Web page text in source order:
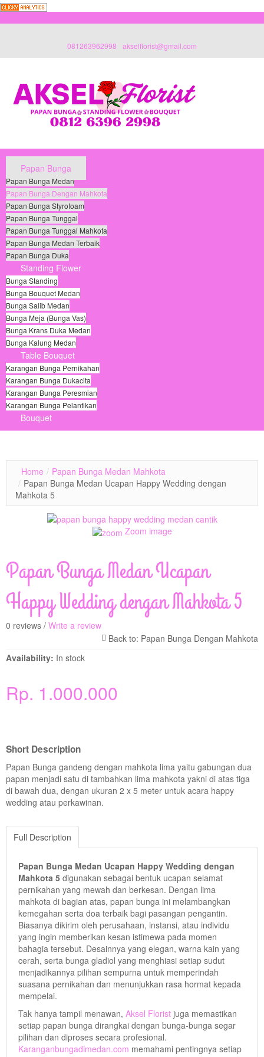
081263962998 akselflorist@gmail.com
Papan Bunga
Papan Bunga Medan
Papan Bunga Dengan Mahkota
Papan Bunga Styrofoam
Papan Bunga Tunggal
Papan Bunga Tunggal Mahkota
Papan Bunga Medan Terbaik
Papan Bunga Duka
Standing Flower
Bunga Standing
Bunga Bouquet Medan
Bunga Salib Medan
Bunga Meja (Bunga Vas)
Bunga Krans Duka Medan
Bunga Kalung Medan
Table Bouquet
Karangan Bunga Pernikahan
Karangan Bunga Dukacita
Karangan Bunga Peresmian
Karangan Bunga Pelantikan
Bouquet
Home / Papan Bunga Medan Mahkota
/ Papan Bunga Medan Ucapan Happy Wedding dengan
Mahkota 5
Zoom image
Papan Bunga Medan Ucapan
Happy Wedding dengan Mahkota 5
0 reviews / Write a review
Availability: In stock
Rp. 1.000.000
Short Description
Papan Bunga gandeng dengan mahkota lima yaitu gabungan dua
papan menjadi satu di tambahkan lima mahkota yakni di atas tiga
di bawah dua, dengan ukuran 2 x 5 meter untuk acara happy
wedding atau perkawinan.
Full Description
Papan Bunga Medan Ucapan Happy Wedding dengan
Mahkota 5 digunakan sebagai bentuk ucapan selamat
pernikahan yang mewah dan berkesan. Dengan lima
mahkota di bagian atas, papan bunga ini melambangkan
kemegahan serta doa terbaik bagi pasangan pengantin.
Biasanya dikirim oleh perusahaan, instansi, atau individu
yang ingin memberikan kesan istimewa pada momen
bahagia tersebut. Desainnya yang elegan, warna kain yang
cerah, serta bunga gladiol yang menghiasi setiap sudut
menjadikannya pilihan sempurna untuk memperindah
suasana pernikahan dan menunjukkan rasa hormat kepada
mempelai.
Tak hanya tampil menawan, Aksel Florist juga memastikan
setiap papan bunga dirangkai dengan bunga-bunga segar
pilihan dan diproses secara profesional.
Karanganbungadimedan.com memahami pentingnya setiap